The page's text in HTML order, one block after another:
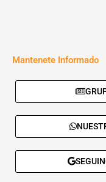
Mantenete Informado